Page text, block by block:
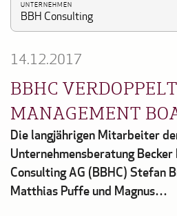
UNTERNEHMEN
BBH Consulting
14.12.2017
BBHC VERDOPPELT
MANAGEMENT
Die langjährigen Mitarbeiter
Unternehmensberatung
Consulting AG (BBHC) Stefan
Matthias Puffe und Magnus…